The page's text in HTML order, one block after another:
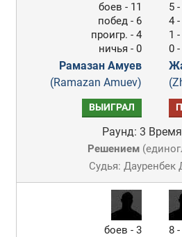
боев - 11
побед - 6
проигр. - 4
ничья - 0
Рамазан Амуев
(Ramazan Amuev)
5
4
1
0
ВЫИГРАЛ
Раунд: 3
Решением(
Судья: Дауренбек
боев - 3
8